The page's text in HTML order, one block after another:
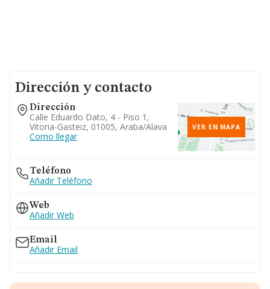
Dirección y contacto
Dirección
Calle Eduardo Dato, 4 - Piso 1,
Vitoria-Gasteiz, 01005, Araba/alava
Como llegar
VER EN MAPA
Teléfono
Añadir Teléfono
Web
Añadir Web
Email
Añadir Email